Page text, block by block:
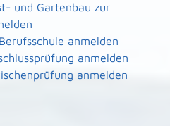
und Gartenbau zur
anmelden
anmelden
anmelden